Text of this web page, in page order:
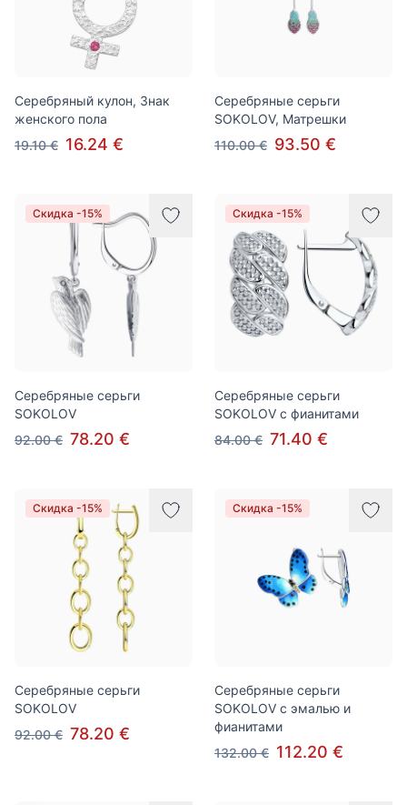
Серебряный кулон, Знак
женского пола
19.10 € 16.24 €
Серебряные серьги
SOKOLOV, Матрешки
110.00 € 93.50 €
Скидка -15%
Серебряные серьги
SOKOLOV
92.00 € 78.20 €
Скидка -15%
Серебряные серьги
SOKOLOV с фианитами
84.00 € 71.40 €
Скидка -15%
Серебряные серьги
SOKOLOV
92.00 € 78.20 €
Скидка -15%
Серебряные серьги
SOKOLOV c эмалью и
фианитами
132.00 € 112.20 €